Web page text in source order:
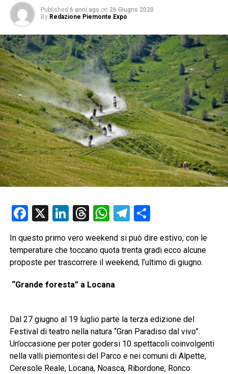
Published 6 anni ago on 26 Giugno 2020
By Redazione Piemonte Expo
Facebook
X LinkedIn
Threads
WhatsApp
Telegram
Condividi
In questo primo vero weekend si può dire estivo, con le
temperature che toccano quota trenta gradi ecco alcune
proposte per trascorrere il weekend, l’ultimo di giugno.
“Grande foresta” a Locana
Dal 27 giugno al 19 luglio parte la terza edizione del
Festival di teatro nella natura “Gran Paradiso dal vivo”.
Un’occasione per poter godersi 10 spettacoli coinvolgenti
nella valli piemontesi del Parco e nei comuni di Alpette,
Ceresole Reale, Locana, Noasca, Ribordone, Ronco